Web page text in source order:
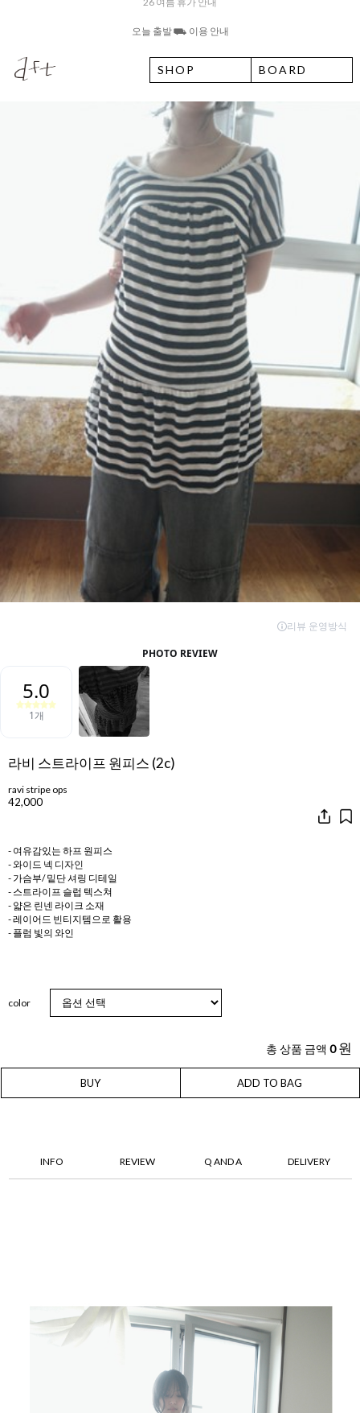
SHOP BOARD
라비 스트라이프 원피스 (2c)
ravi stripe ops
42,000
- 여유감있는 하프 원피스
- 와이드 넥 디자인
- 가슴부/ 밑단 셔링 디테일
- 스트라이프 슬럽 텍스쳐
- 얇은 린넨 라이크 소재
- 레이어드 빈티지템으로 활용
- 플럼 빛의 와인
color
총 상품 금액 0 원
BUY ADD TO BAG
INFO REVIEW Q AND A DELIVERY